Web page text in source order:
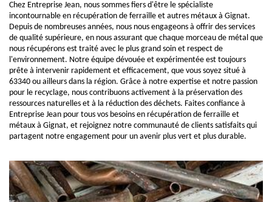
Chez Entreprise Jean, nous sommes fiers d'être le spécialiste
incontournable en récupération de ferraille et autres métaux à Gignat.
Depuis de nombreuses années, nous nous engageons à offrir des services
de qualité supérieure, en nous assurant que chaque morceau de métal que
nous récupérons est traité avec le plus grand soin et respect de
l'environnement. Notre équipe dévouée et expérimentée est toujours
prête à intervenir rapidement et efficacement, que vous soyez situé à
63340 ou ailleurs dans la région. Grâce à notre expertise et notre passion
pour le recyclage, nous contribuons activement à la préservation des
ressources naturelles et à la réduction des déchets. Faites confiance à
Entreprise Jean pour tous vos besoins en récupération de ferraille et
métaux à Gignat, et rejoignez notre communauté de clients satisfaits qui
partagent notre engagement pour un avenir plus vert et plus durable.